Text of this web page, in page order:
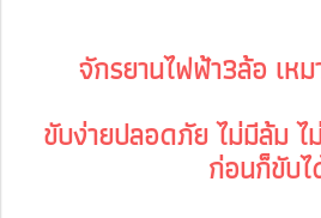
จักรยานไฟฟ้า3ล้อ เห
ขับง่ายปลอดภัย ไม่มีล้ม ไ
ก่อนก็ขับ